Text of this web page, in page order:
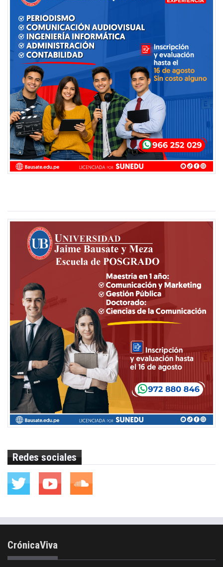
Redes sociales
CrónicaViva